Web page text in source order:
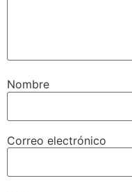
Nombre
Correo electrónico